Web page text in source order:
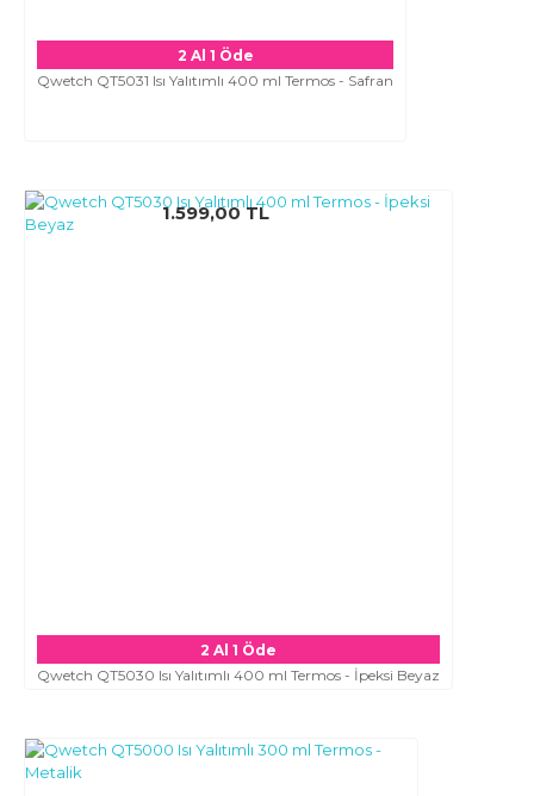
2 Al 1 Öde
Qwetch QT5031 Isı Yalıtımlı 400 ml Termos - Safran
1.599,00 TL
2 Al 1 Öde
Qwetch QT5030 Isı Yalıtımlı 400 ml Termos - İpeksi Beyaz